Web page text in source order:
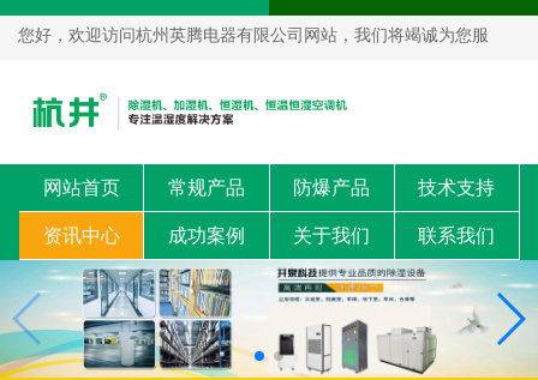
您好，欢迎访问杭州英腾电器有限公司网站，我们将竭诚为您服
务！
网站首页 常规产品 防爆产品 技术支持
资讯中心 成功案例 关于我们 联系我们